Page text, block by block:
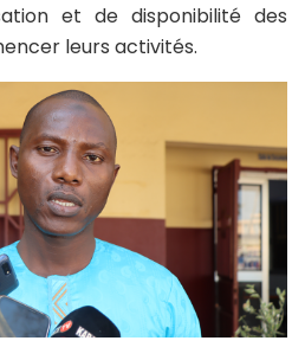
et de disponibilité des
leurs activités.